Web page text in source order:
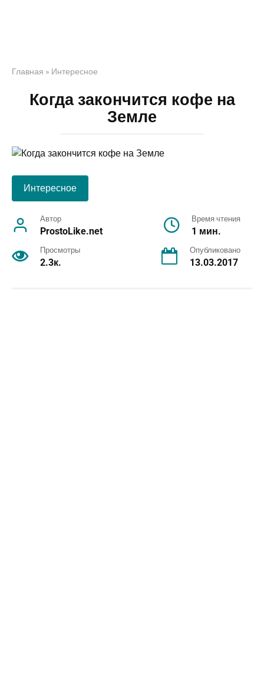
Главная » Интересное
Когда закончится кофе на
Земле
Интересное
Автор
ProstoLike.net
Время чтения
1 мин.
Просмотры
2.3к.
Опубликовано
13.03.2017